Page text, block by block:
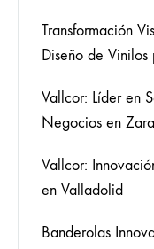
Transformación
Diseño de
Vallcor: Líder en
Negocios en
Vallcor:
en Valladolid
Banderolas